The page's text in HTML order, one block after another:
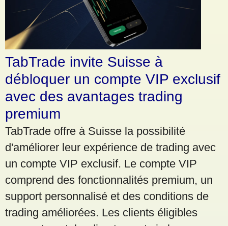
TabTrade invite Suisse à
débloquer un compte VIP exclusif
avec des avantages trading
premium
TabTrade offre à Suisse la possibilité
d'améliorer leur expérience de trading avec
un compte VIP exclusif. Le compte VIP
comprend des fonctionnalités premium, un
support personnalisé et des conditions de
trading améliorées. Les clients éligibles